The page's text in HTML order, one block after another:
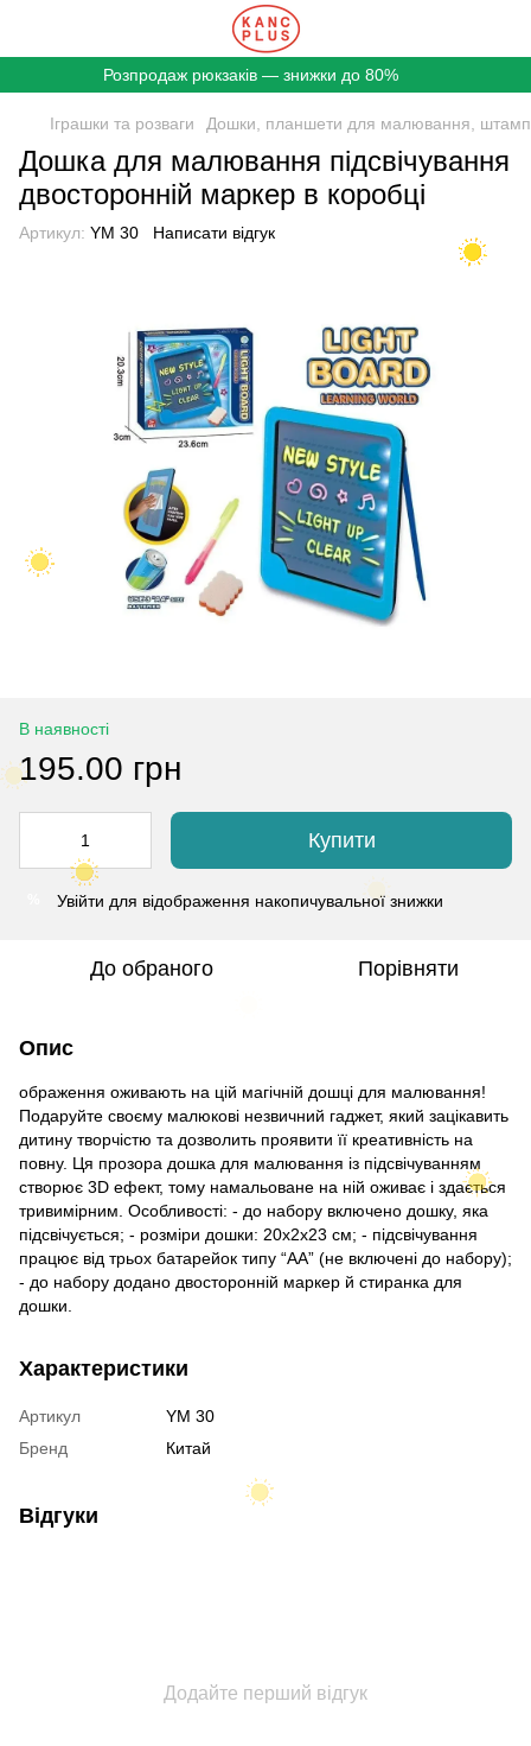
Розпродаж рюкзаків — знижки до 80%
Іграшки та розваги Дошки, планшети для малювання,
Дошка для малювання підсвічування
двосторонній маркер в коробці
Артикул: YM 30 Написати відгук
В наявності
195.00 грн
Купити
Увійти для відображення накопичувальної знижки
До обраного Порівняти
Опис
ображення оживають на цій магічній дошці для малювання!
Подаруйте своєму малюкові незвичний гаджет, який зацікавить
дитину творчістю та дозволить проявити її креативність на
повну. Ця прозора дошка для малювання із підсвічуванням
створює 3D ефект, тому намальоване на ній оживає і здається
тривимірним. Особливості: - до набору включено дошку, яка
підсвічується; - розміри дошки: 20х2х23 см; - підсвічування
працює від трьох батарейок типу “АА” (не включені до набору);
- до набору додано двосторонній маркер й стиранка для
дошки.
Характеристики
Артикул
YM 30
Бренд
Китай
Відгуки
Додайте перший відгук